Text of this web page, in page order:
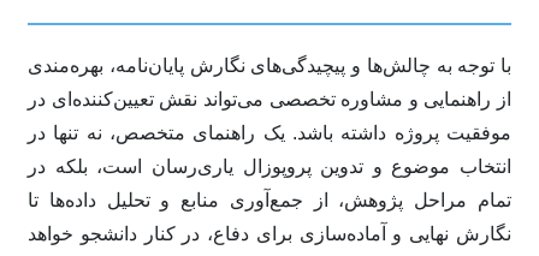
با توجه به چالش‌ها و پیچیدگی‌های نگارش پایان‌نامه، بهره‌مندی
از راهنمایی و مشاوره تخصصی می‌تواند نقش تعیین‌کننده‌ای در
موفقیت پروژه داشته باشد. یک راهنمای متخصص، نه تنها در
انتخاب موضوع و تدوین پروپوزال یاری‌رسان است، بلکه در
تمام مراحل پژوهش، از جمع‌آوری منابع و تحلیل داده‌ها تا
نگارش نهایی و آماده‌سازی برای دفاع، در کنار دانشجو خواهد